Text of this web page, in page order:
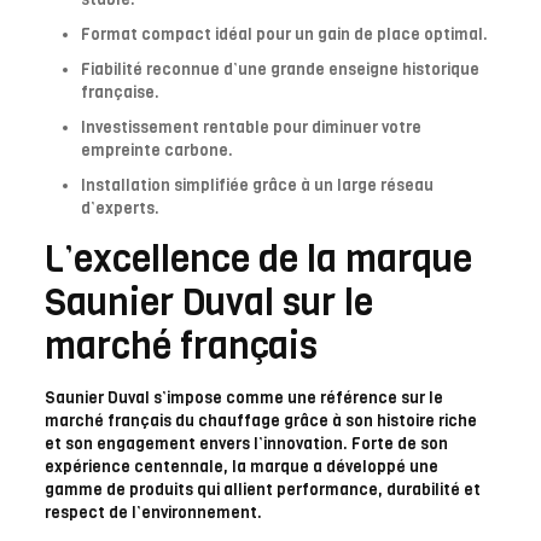
Format compact idéal pour un gain de place optimal.
Fiabilité reconnue d’une grande enseigne historique
française.
Investissement rentable pour diminuer votre
empreinte carbone.
Installation simplifiée grâce à un large réseau
d’experts.
L’excellence de la marque
Saunier Duval sur le
marché français
Saunier Duval s’impose comme une référence sur le
marché français du chauffage grâce à son histoire riche
et son engagement envers l’innovation. Forte de son
expérience centennale, la marque a développé une
gamme de produits qui allient performance, durabilité et
respect de l’environnement.